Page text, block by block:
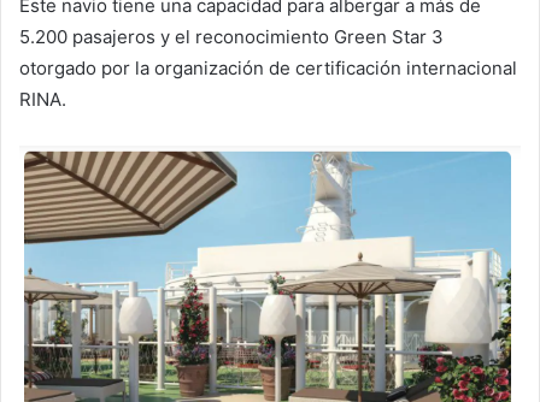
Este navio tiene una capacidad para albergar a más de
5.200 pasajeros y el reconocimiento Green Star 3
otorgado por la organización de certificación internacional
RINA.